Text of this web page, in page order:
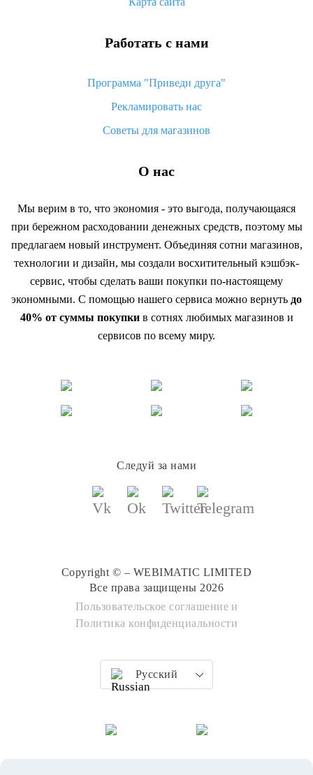
Работать с нами
Программа "Приведи друга"
Рекламировать нас
Советы для магазинов
О нас
Мы верим в то, что экономия - это выгода, получающаяся
при бережном расходовании денежных средств, поэтому мы
предлагаем новый инструмент. Объединяя сотни магазинов,
технологии и дизайн, мы создали восхитительный кэшбэк-
сервис, чтобы сделать ваши покупки по-настоящему
экономными. С помощью нашего сервиса можно вернуть до
40% от суммы покупкив сотнях любимых магазинов и
сервисов по всему миру.
Следуй за нами
Copyright © – WEBIMATIC LIMITED
Все права защищены 2026
Пользовательское соглашение и
Политика конфиденциальности
Русский